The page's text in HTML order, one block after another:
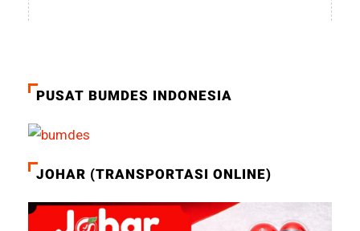
PUSAT BUMDES INDONESIA
JOHAR (TRANSPORTASI ONLINE)